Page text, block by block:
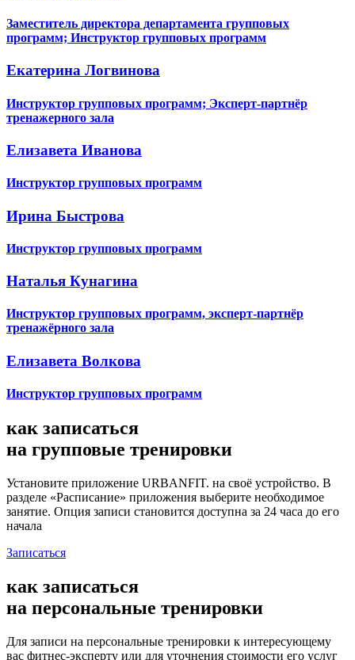
Заместитель директора департамента групповых
программ; Инструктор групповых программ
Екатерина Логвинова
Инструктор групповых программ; Эксперт-партнёр
тренажерного зала
Елизавета Иванова
Инструктор групповых программ
Ирина Быстрова
Инструктор групповых программ
Наталья Кунагина
Инструктор групповых программ, эксперт-партнёр
тренажёрного зала
Елизавета Волкова
Инструктор групповых программ
как записаться
на групповые тренировки
Установите приложение URBANFIT. на своё устройство. В
разделе «Расписание» приложения выберите необходимое
занятие. Опция записи становится доступна за 24 часа до его
начала
Записаться
как записаться
на персональные тренировки
Для записи на персональные тренировки к интересующему
вас фитнес-эксперту или для уточнения стоимости его услуг